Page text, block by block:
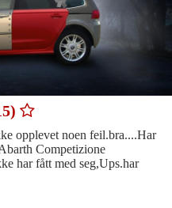
opplevet noen feil.bra....Har
Competizione
har fått med seg,Ups.har